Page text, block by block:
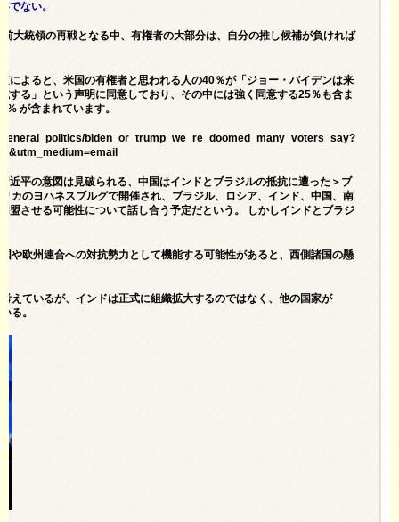
でない。
大統領の再戦となる中、有権者の大部分は、自分の推し候補が負ければ
によると、米国の有権者と思われる人の40％が「ジョー・バイデンは来
する」という声明に同意しており、その中には強く同意する25％も含ま
が含まれています。
biden_or_trump_we_re_doomed_many_voters_say?
近平の意図は見破られる、中国はインドとブラジルの抵抗に遭った＞ブ
カのヨハネスブルグで開催され、ブラジル、ロシア、インド、中国、南
盟させる可能性について話し合う予定だという。 しかしインドとブラジ
や欧州連合への対抗勢力として機能する可能性があると、西側諸国の懸
えているが、インドは正式に組織拡大するのではなく、他の国家が
る。